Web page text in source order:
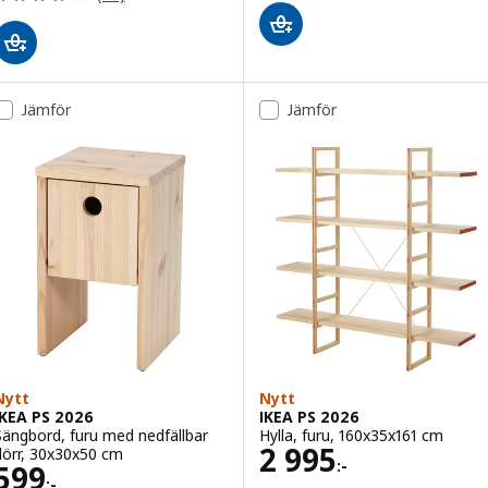
Jämför
PS 2026
furu med nedfällbar
30x30x50 cm
599:-
Jämför
Nytt
IKEA PS 2026
Hylla, furu, 160x35x161 cm
2 995:-
Pris 2995:-